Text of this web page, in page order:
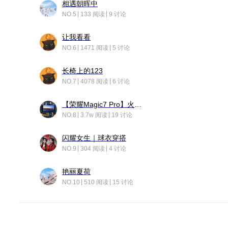
相遇朝晖中
NO.5 133 阅读 9 讨论
让我看看
NO.6 1471 阅读 5 讨论
长椅上的123
NO.7 4078 阅读 6 讨论
NO.8 3.7w 阅读 19 讨论
闪耀女生｜球衣穿搭
NO.9 304 阅读 4 讨论
艳丽夏荷
NO.10 510 阅读 15 讨论